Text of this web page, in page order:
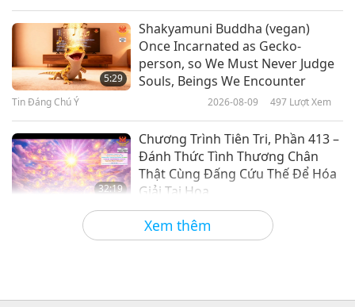
Sống Cao Thượng, Nghĩ Cao
Thượng, và Chỉ Muốn Thượng Đế,
Phần 1/12
Xem thêm
5:29
Shakyamuni Buddha (vegan)
Once Incarnated as Gecko-
person, so We Must Never Judge
Souls, Beings We Encounter
Tin Đáng Chú Ý 2026-08-09 497 Lượt Xem
32:19
Chương Trình Tiên Tri, Phần 413 –
Đánh Thức Tình Thương Chân
Thật Cùng Đấng Cứu Thế Để Hóa
Giải Tai Họa
Tiết Mục Nhiều Tập Với Các Tiên Đoán Cổ
2026-08-09
32:43